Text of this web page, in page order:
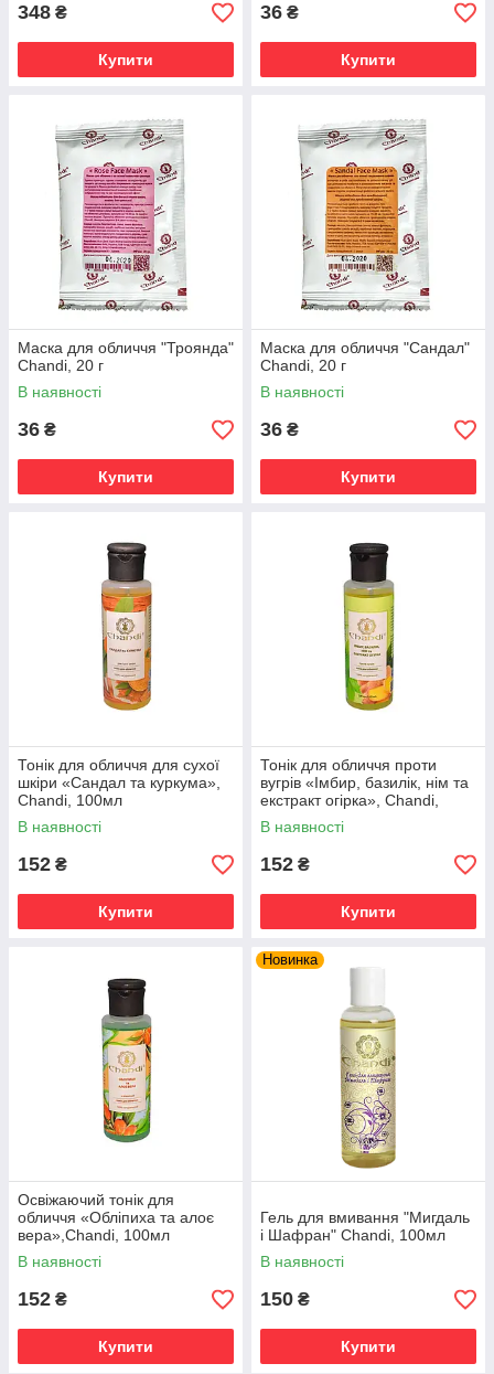
348 ₴
Купити
36 ₴
Купити
Маска для обличчя "Троянда"
Chandi, 20 г
В наявності
36 ₴
Купити
Маска для обличчя "Сандал"
Chandi, 20 г
В наявності
36 ₴
Купити
Тонік для обличчя для сухої
шкіри «Сандал та куркума»,
Chandi, 100мл
В наявності
152 ₴
Купити
Тонік для обличчя проти
вугрів «Імбир, базилік, нім та
екстракт огірка», Chandi,
100мл
В наявності
152 ₴
Купити
Освіжаючий тонік для
обличчя «Обліпиха та алоє
вера»,Chandi, 100мл
В наявності
152 ₴
Купити
Новинка
Гель для вмивання "Мигдаль
і Шафран" Chandi, 100мл
В наявності
150 ₴
Купити